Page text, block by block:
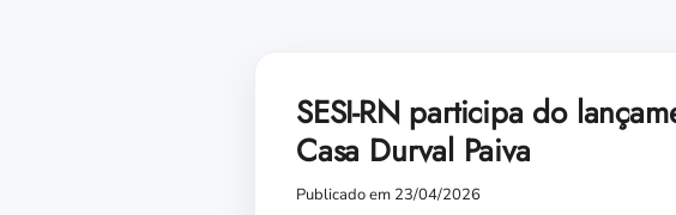
SESI-RN participa do
Casa Durval Paiva
Publicado em 23/04/2026